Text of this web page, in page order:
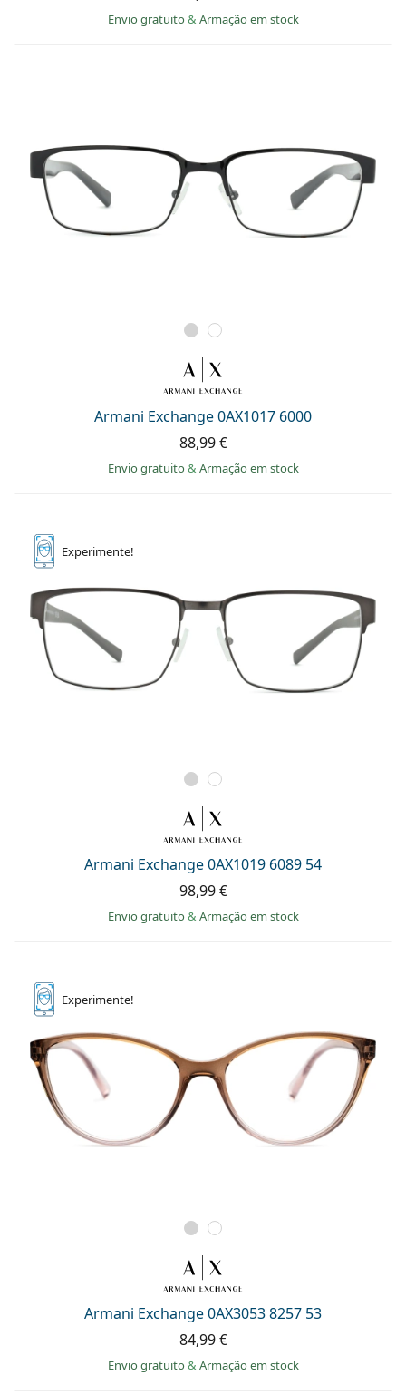
Envio gratuito& Armação em stock
Armani Exchange 0AX1017 6000
88,99 €
Envio gratuito& Armação em stock
Experimente!
Armani Exchange 0AX1019 6089 54
98,99 €
Envio gratuito& Armação em stock
Experimente!
Armani Exchange 0AX3053 8257 53
84,99 €
Envio gratuito& Armação em stock